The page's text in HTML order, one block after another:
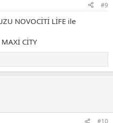
#9
NOVOCİTİ LİFE ile
CİTY